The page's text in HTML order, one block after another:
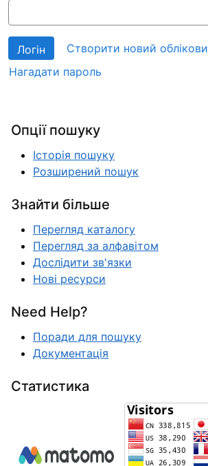
Створити новий
Нагадати пароль
Опції пошуку
Історія пошуку
Розширений пошук
Знайти більше
Перегляд каталогу
Перегляд за алфавітом
Дослідити зв'язки
Нові ресурси
Need Help?
Поради для пошуку
Документація
Статистика